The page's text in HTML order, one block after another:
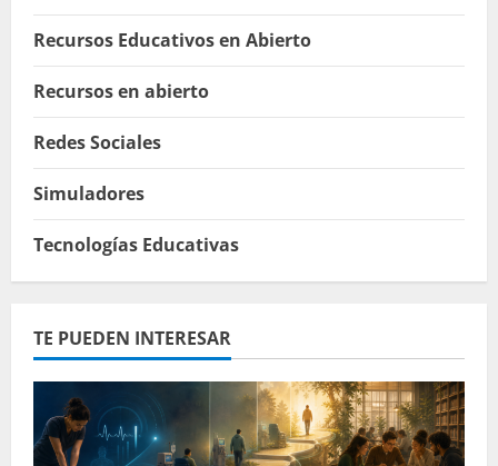
Recursos Educativos en Abierto
Recursos en abierto
Redes Sociales
Simuladores
Tecnologías Educativas
TE PUEDEN INTERESAR